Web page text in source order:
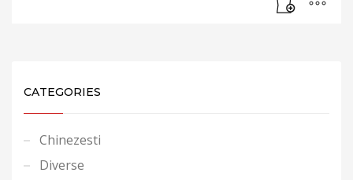
CATEGORIES
Chinezesti
Diverse